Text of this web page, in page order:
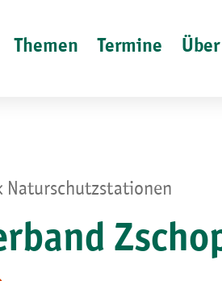
Themen Termine
Naturschutzstationen